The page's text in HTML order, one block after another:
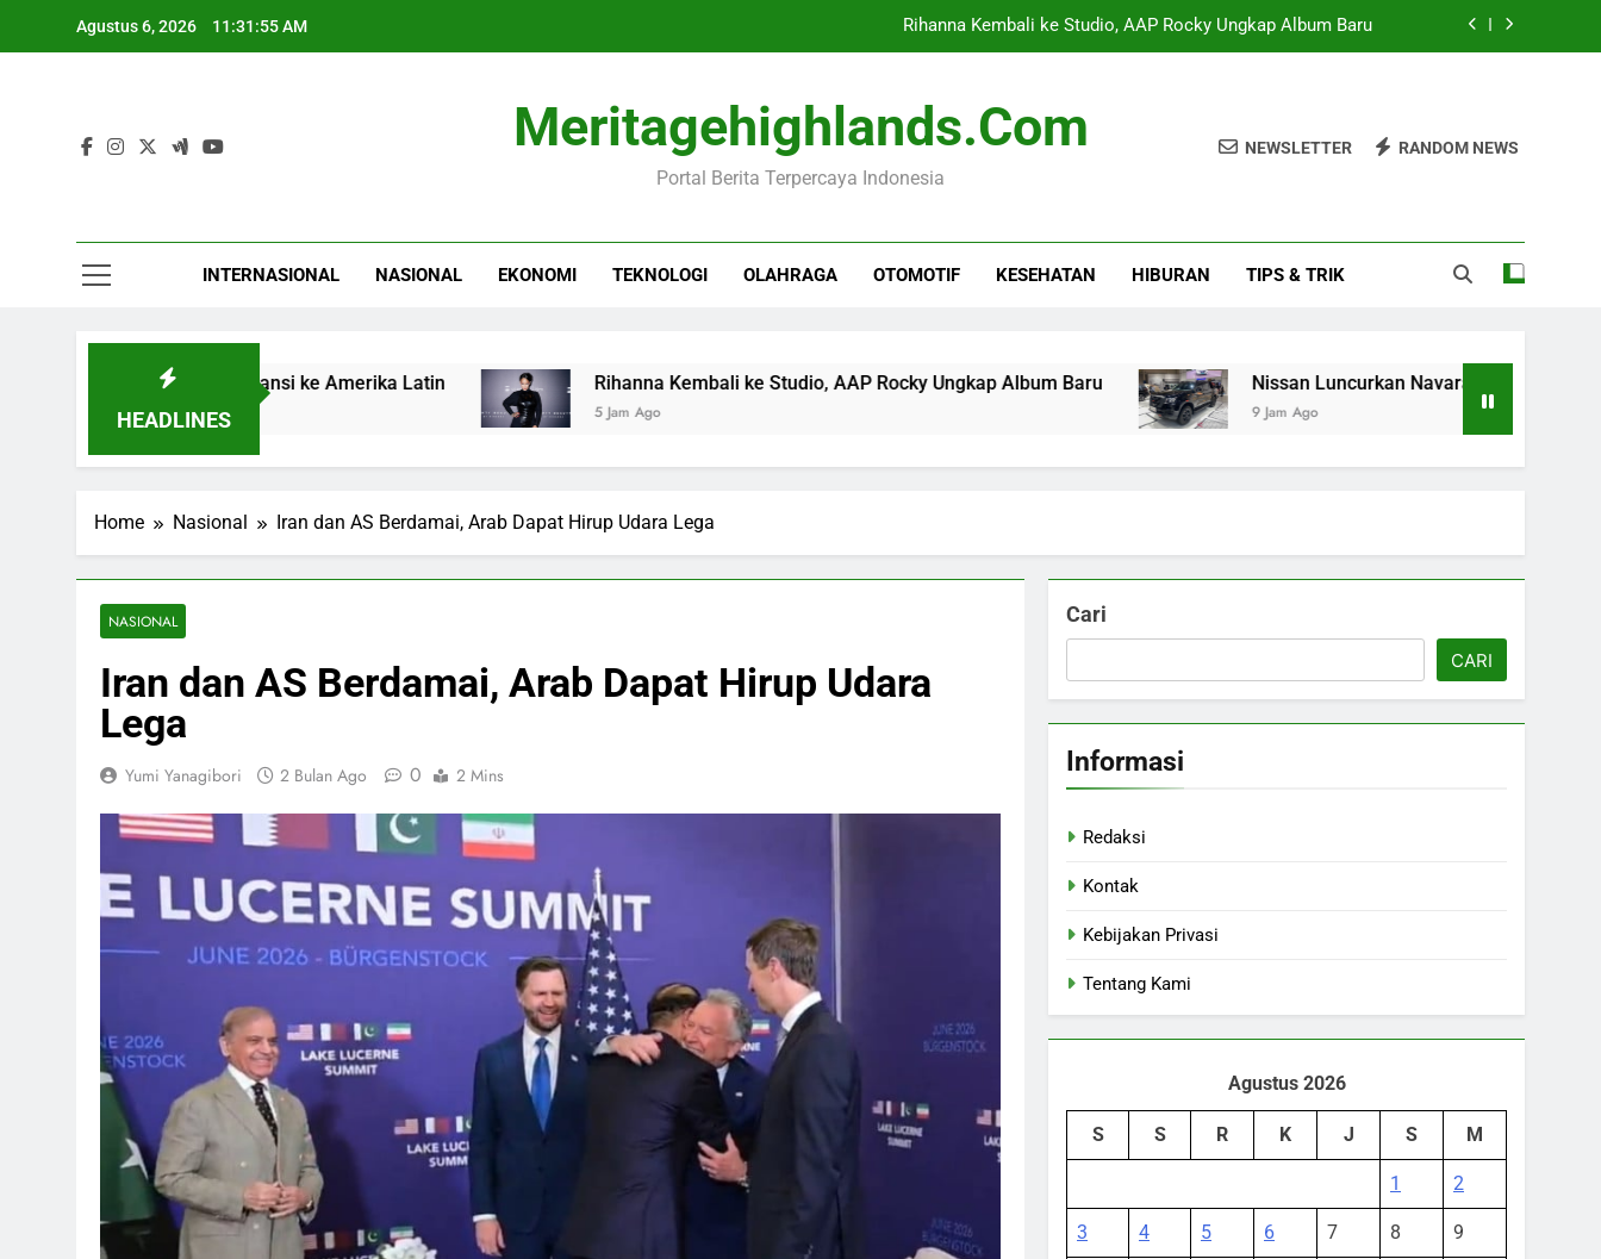
Agustus 6, 2026 11:31:56 AM Rihanna Kembali ke Studio, AAP Rocky Ungkap Album Baru
Komisi I DPR Desak RI Tegur Netanyahu Hentikan Serangan Gaza
Toyota Optimis Ekspor Meningkat dan Ekspansi ke Amerika Latin
Nissan Luncurkan Navara PRO-4X di GIIAS 2026
Meritagehighlands.com
Portal Berita Terpercaya Indonesia
NEWSLETTER RANDOM NEWS
INTERNASIONAL NASIONAL EKONOMI TEKNOLOGI OLAHRAGA OTOMOTIF KESEHATAN HIBURAN TIPS & TRIK
HEADLINES
dan Ekspansi ke Amerika Latin Rihanna Kembali ke Studio, AAP Rocky Ungkap Album Baru
5 Jam Ago
Nissan Luncurkan Navara PRO-4X di GIIAS 2026
9 Jam Ago
Home Nasional Iran dan AS Berdamai, Arab Dapat Hirup Udara Lega
NASIONAL
Iran dan AS Berdamai, Arab Dapat Hirup Udara
Lega
Yumi Yanagibori 2 Bulan Ago 0 2 Mins
Cari
CARI
Informasi
Redaksi
Kontak
Kebijakan Privasi
Tentang Kami
Agustus 2026
S S R K J S M
1 2
3 4 5 6 7 8 9